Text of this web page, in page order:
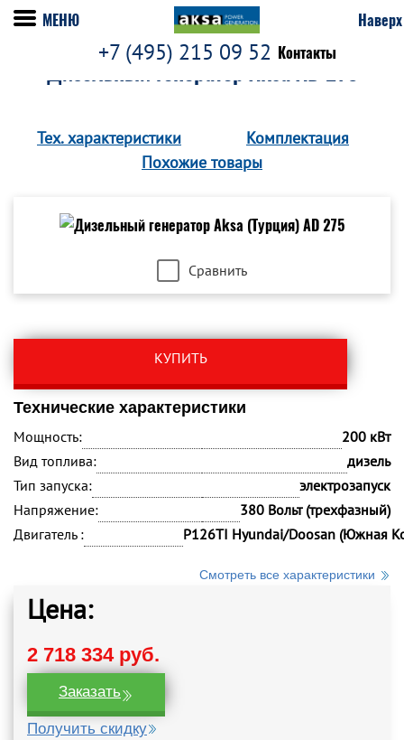
+7 (495) 215 09 52 Контакты
МЕНЮ Наверх
Дизельный генератор Aksa AD 275
Тех. характеристики
Комплектация
Похожие товары
Сравнить
КУПИТЬ
Технические характеристики
Мощность:
200 кВт
Вид топлива:
дизель
Тип запуска:
электрозапуск
Напряжение:
380 Вольт (трехфазный)
Двигатель :
P126TI Hyundai/Doosan (Южная
Смотреть все характеристики
Цена:
2 718 334 руб.
Заказать
Получить скидку